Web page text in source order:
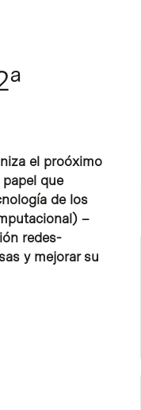
el proóximo
que
de los
–
redes-
y mejorar su